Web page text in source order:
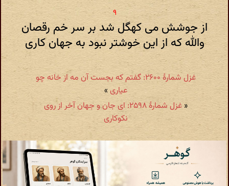
از جوشش می کهگل شد بر سر خم رقصان
والله که از این خوشتر نبود به جهان کاری
غزل شمارهٔ ۲۶۰۰: گفتم که بجست آن مه از خانه چو
عیاری»
«
غزل شمارهٔ ۲۵۹۸: ای جان و جهان آخر از روی
نکوکاری